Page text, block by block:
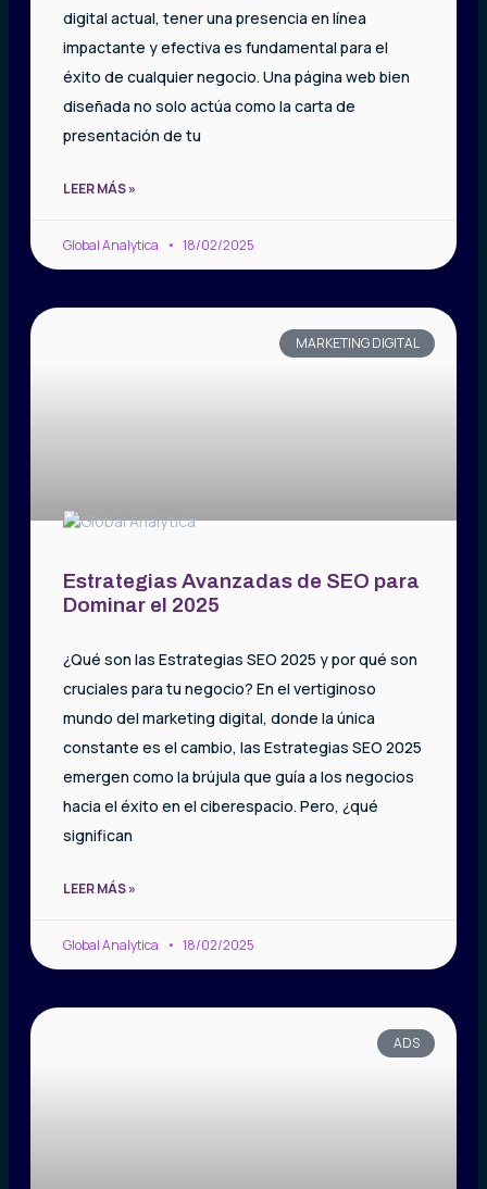
digital actual, tener una presencia en línea
impactante y efectiva es fundamental para el
éxito de cualquier negocio. Una página web bien
diseñada no solo actúa como la carta de
presentación de tu
LEER MÁS »
Global Analytica 18/02/2025
MARKETING DIGITAL
Estrategias Avanzadas de SEO para
Dominar el 2025
¿Qué son las Estrategias SEO 2025 y por qué son
cruciales para tu negocio? En el vertiginoso
mundo del marketing digital, donde la única
constante es el cambio, las Estrategias SEO 2025
emergen como la brújula que guía a los negocios
hacia el éxito en el ciberespacio. Pero, ¿qué
significan
LEER MÁS »
Global Analytica 18/02/2025
ADS